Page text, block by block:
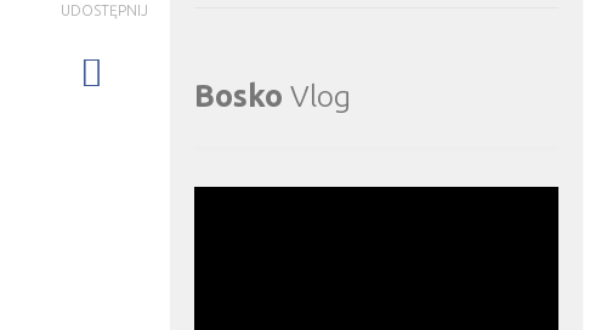
UDOSTĘPNIJ
Bosko Vlog